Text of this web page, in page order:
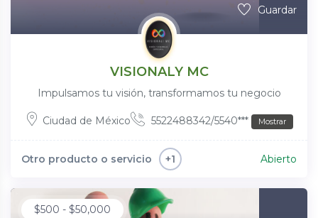
Guardar
VISIONALY MC
Impulsamos tu visión, transformamos tu negocio
Ciudad de México 5522488342/5540*** Mostrar
Otro producto o servicio +1 Abierto
$500 - $50,000